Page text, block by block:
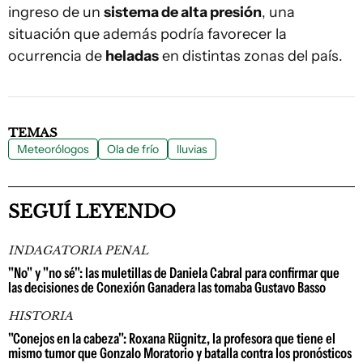
ingreso de un sistema de alta presión, una
situación que además podría favorecer la
ocurrencia de heladasen distintas zonas del país.
TEMAS
Meteorólogos Ola de frío lluvias
SEGUÍ LEYENDO
INDAGATORIA PENAL
"No" y "no sé": las muletillas de Daniela Cabral para confirmar que
las decisiones de Conexión Ganadera las tomaba Gustavo Basso
HISTORIA
"Conejos en la cabeza": Roxana Rügnitz, la profesora que tiene el
mismo tumor que Gonzalo Moratorio y batalla contra los pronósticos